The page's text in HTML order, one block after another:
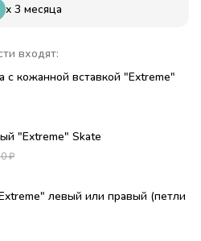
x 3 месяца
входят:
с кожанной вставкой "Extreme"
"Extreme" Skate
₽
левый или правый (петли